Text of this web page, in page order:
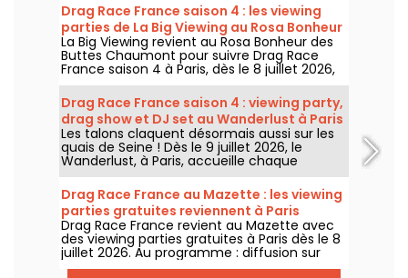
Drag Race France saison 4 : les viewing
parties de La Big Viewing au Rosa Bonheur
La Big Viewing revient au Rosa Bonheur des
Buttes Chaumont pour suivre Drag Race
France saison 4 à Paris, dès le 8 juillet 2026,
puis chaque soir de diffusion. Animée par La
Big Bertha, cette viewing party réunit
projection de l’épisode, performances drag,
quiz, invités et surprises.
Drag Race France saison 4 : viewing party,
drag show et DJ set au Wanderlust à Paris
Les talons claquent désormais aussi sur les
quais de Seine ! Dès le 9 juillet 2026, le
Wanderlust, à Paris, accueille chaque
semaine une viewing party de Drag Race
France saison 4, avec projection des
épisodes, drag shows et DJ sets jusqu'au
bout de la nuit.
Drag Race France au Mazette : les viewing
parties gratuites reviennent à Paris
Drag Race France revient au Mazette avec
des viewing parties gratuites à Paris dès le 8
juillet 2026. Au programme : diffusion sur
écran géant, shows drag, commentaires en